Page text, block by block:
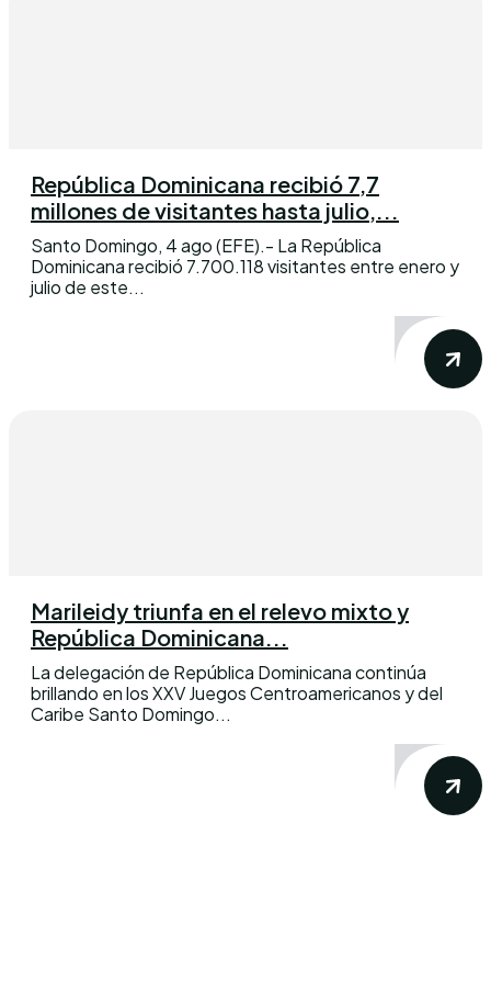
República Dominicana recibió 7,7
millones de visitantes hasta julio,...
Santo Domingo, 4 ago (EFE).- La República
Dominicana recibió 7.700.118 visitantes entre enero y
julio de este...
Marileidy triunfa en el relevo mixto y
República Dominicana...
La delegación de República Dominicana continúa
brillando en los XXV Juegos Centroamericanos y del
Caribe Santo Domingo...